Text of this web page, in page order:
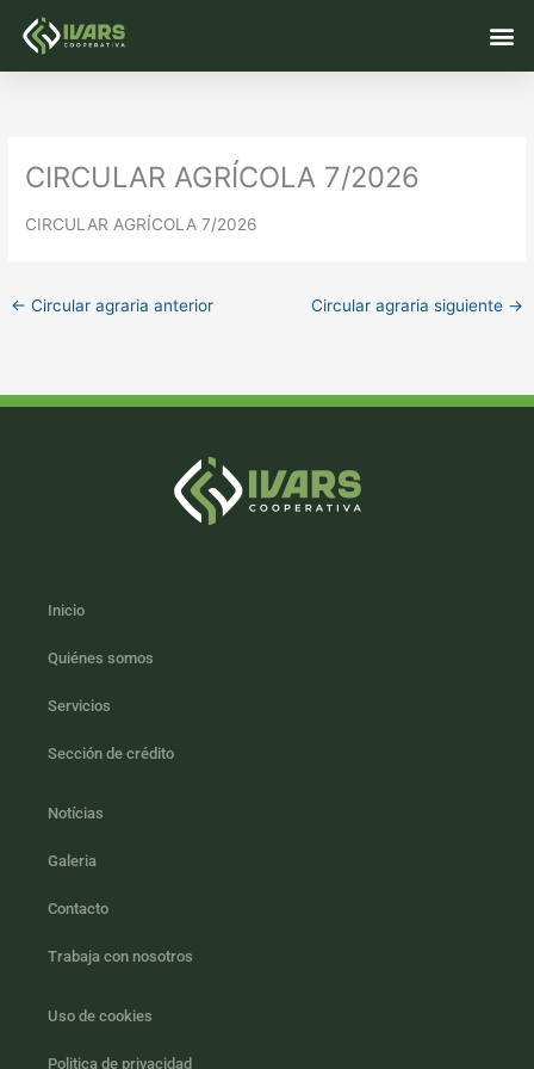
CIRCULAR AGRÍCOLA 7/2026
CIRCULAR AGRÍCOLA 7/2026
← Circular agraria anterior Circular agraria siguiente →
Inicio
Quiénes somos
Servicios
Sección de crédito
Notícias
Galeria
Contacto
Trabaja con nosotros
Uso de cookies
Politica de privacidad